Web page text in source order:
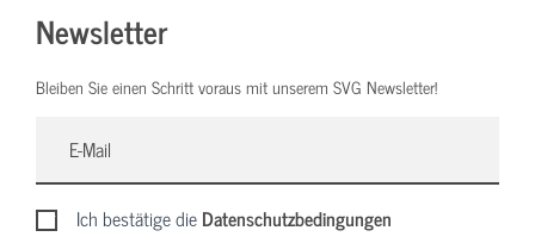
Newsletter
Bleiben Sie einen Schritt voraus mit unserem SVG Newsletter!
Ich bestätige dieDatenschutzbedingungen